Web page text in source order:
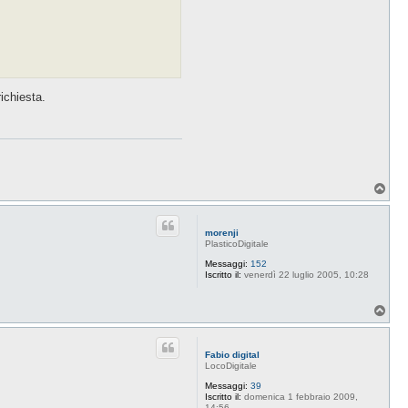
o
morenji
PlasticoDigitale
Messaggi: 152
Iscritto il: venerdì 22 luglio 2005, 10:28
o
Fabio digital
LocoDigitale
Messaggi: 39
Iscritto il: domenica 1 febbraio 2009,